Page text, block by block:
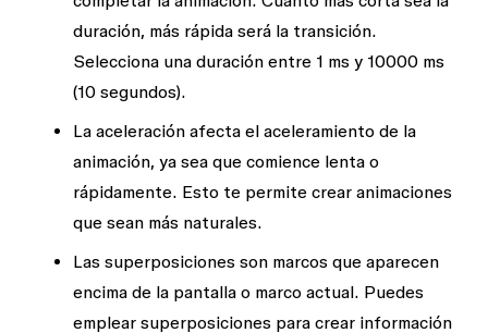
duración, más rápida será la transición.
Selecciona una duración entre 1 ms y 10000 ms
(10 segundos).
La aceleraciónafecta el aceleramiento de la
animación, ya sea que comience lenta o
rápidamente. Esto te permite crear animaciones
que sean más naturales.
Las superposicionesson marcos que aparecen
encima de la pantalla o marco actual. Puedes
emplear superposiciones para crear información